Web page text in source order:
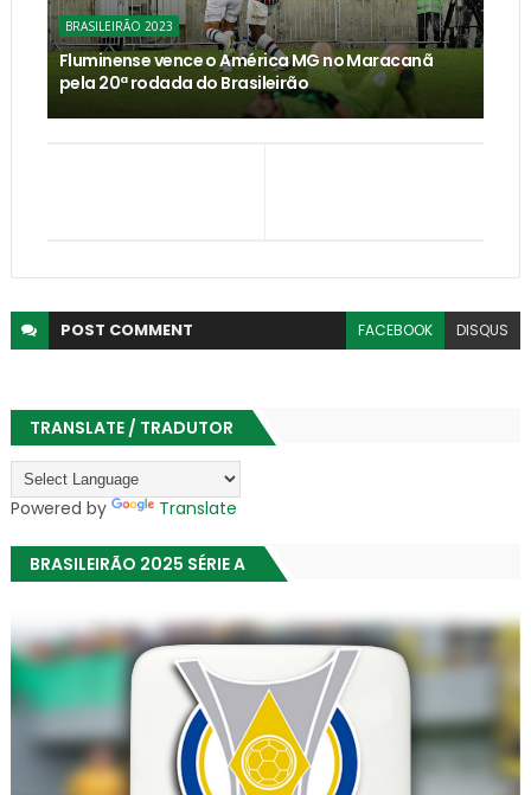
BRASILEIRÃO 2023
Fluminense vence o América MG no Maracanã
pela 20ª rodada do Brasileirão
POST COMMENT FACEBOOK DISQUS
TRANSLATE / TRADUTOR
Powered by Translate
BRASILEIRÃO 2025 SÉRIE A